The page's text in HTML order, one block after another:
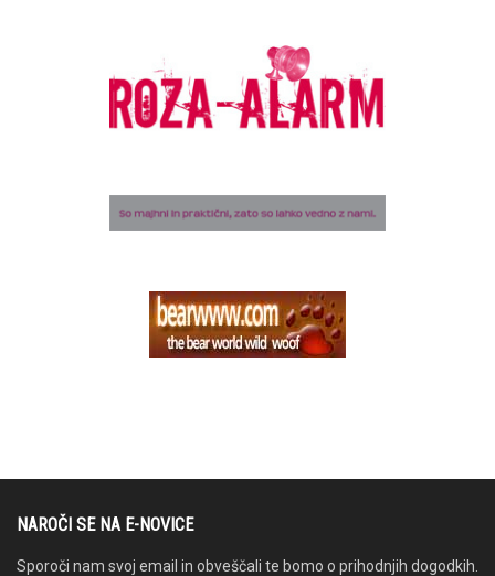
NAROČI SE NA E-NOVICE
Sporoči nam svoj email in obveščali te bomo o prihodnjih dogodkih.